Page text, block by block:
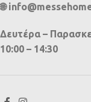
🌐
Δευτέρα –
10:00 – 14:30